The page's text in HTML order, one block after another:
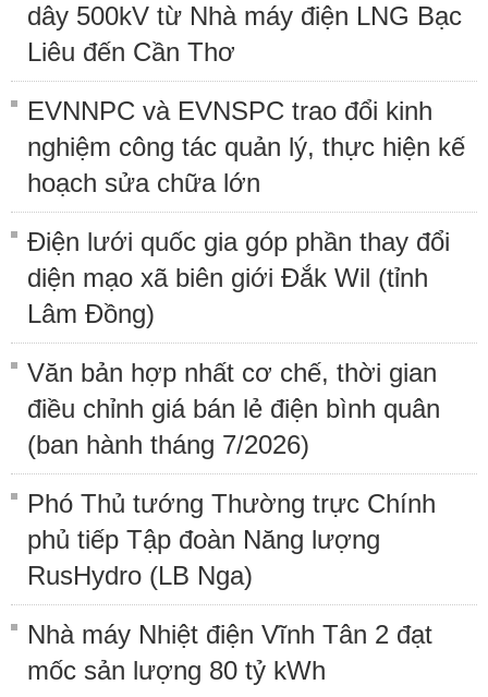
dây 500kV từ Nhà máy điện LNG Bạc
Liêu đến Cần Thơ
EVNNPC và EVNSPC trao đổi kinh
nghiệm công tác quản lý, thực hiện kế
hoạch sửa chữa lớn
Điện lưới quốc gia góp phần thay đổi
diện mạo xã biên giới Đắk Wil (tỉnh
Lâm Đồng)
Văn bản hợp nhất cơ chế, thời gian
điều chỉnh giá bán lẻ điện bình quân
(ban hành tháng 7/2026)
Phó Thủ tướng Thường trực Chính
phủ tiếp Tập đoàn Năng lượng
RusHydro (LB Nga)
Nhà máy Nhiệt điện Vĩnh Tân 2 đạt
mốc sản lượng 80 tỷ kWh